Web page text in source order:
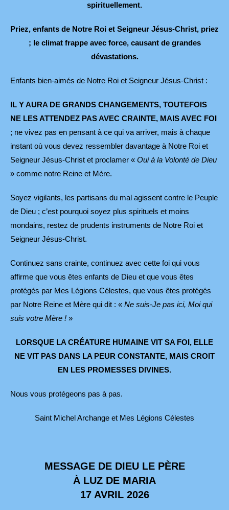
spirituellement.
Priez, enfants de Notre Roi et Seigneur Jésus-Christ, priez
; le climat frappe avec force, causant de grandes
dévastations.
Enfants bien-aimés de Notre Roi et Seigneur Jésus-Christ :
IL Y AURA DE GRANDS CHANGEMENTS, TOUTEFOIS
NE LES ATTENDEZ PAS AVEC CRAINTE, MAIS AVEC FOI
; ne vivez pas en pensant à ce qui va arriver, mais à chaque
instant où vous devez ressembler davantage à Notre Roi et
Seigneur Jésus-Christ et proclamer « Oui à la Volonté de Dieu
» comme notre Reine et Mère.
Soyez vigilants, les partisans du mal agissent contre le Peuple
de Dieu ; c’est pourquoi soyez plus spirituels et moins
mondains, restez de prudents instruments de Notre Roi et
Seigneur Jésus-Christ.
Continuez sans crainte, continuez avec cette foi qui vous
affirme que vous êtes enfants de Dieu et que vous êtes
protégés par Mes Légions Célestes, que vous êtes protégés
par Notre Reine et Mère qui dit : « Ne suis-Je pas ici, Moi qui
suis votre Mère ! »
LORSQUE LA CRÉATURE HUMAINE VIT SA FOI, ELLE
NE VIT PAS DANS LA PEUR CONSTANTE, MAIS CROIT
EN LES PROMESSES DIVINES.
Nous vous protégeons pas à pas.
Saint Michel Archange et Mes Légions Célestes
MESSAGE DE DIEU LE PÈRE
À LUZ DE MARIA
17 AVRIL 2026